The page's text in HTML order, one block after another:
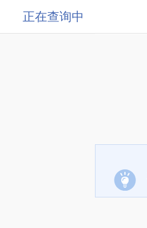
正在查询中